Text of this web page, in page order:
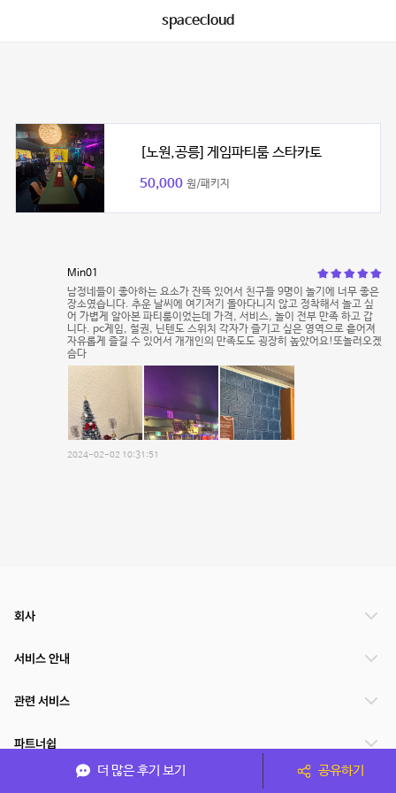
spacecloud
[노원,공릉] 게임파티룸 스타카토
50,000 원/패키지
Min01
남정네들이 좋아하는 요소가 잔뜩 있어서 친구들 9명이 놀기에 너무 좋은
장소였습니다. 추운 날씨에 여기저기 돌아다니지 않고 정착해서 놀고 싶
어 가볍게 알아본 파티룸이었는데 가격, 서비스, 놀이 전부 만족 하고 갑
니다. pc게임, 철권, 닌텐도 스위치 각자가 즐기고 싶은 영역으로 흩어져
자유롭게 즐길 수 있어서 개개인의 만족도도 굉장히 높았어요!또놀러오겠
슴다
2024-02-02 10:31:51
더 많은 후기 보기 공유하기
회사
서비스 안내
관련 서비스
파트너쉽